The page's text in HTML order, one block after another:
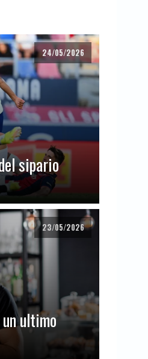
24/05/2026
sipario
23/05/2026
ultimo